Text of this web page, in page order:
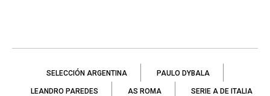
SELECCIÓN ARGENTINA PAULO DYBALA
LEANDRO PAREDES AS ROMA SERIE A DE ITALIA